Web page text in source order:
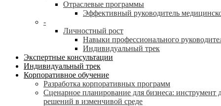
Отраслевые программы
Эффективный руководитель
-
Личностный рост
Навыки профессионального
Индивидуальный трек
Экспертные консультации
Индивидуальный трек
Корпоративное обучение
Разработка корпоративных программ
Сценарное планирование для бизнеса: инструмент
решений в изменчивой среде